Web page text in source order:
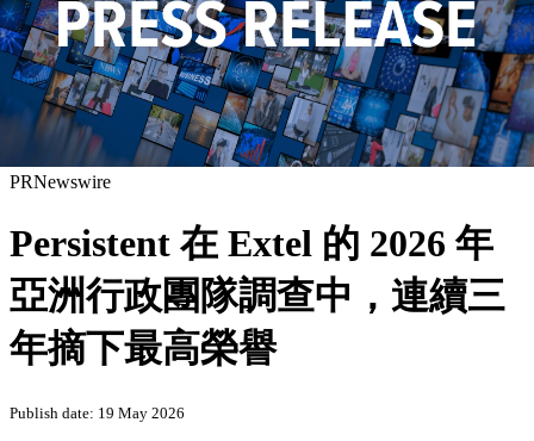
PRNewswire
Persistent 在 Extel 的 2026 年
亞洲行政團隊調查中，連續三
年摘下最高榮譽
Publish date: 19 May 2026